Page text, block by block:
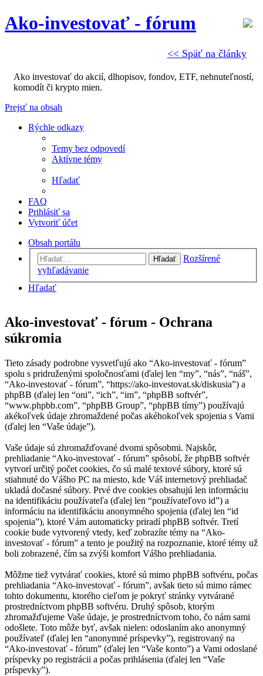
<< Späť na články
Ako-investovať - fórum
Ako investovať do akcií, dlhopisov, fondov, ETF, nehnuteľností,
komodít či krypto mien.
Prejsť na obsah
Rýchle odkazy
Temy bez odpovedí
Aktívne témy
Hľadať
FAQ
Prihlásiť sa
Vytvoriť účet
Obsah portálu
Hľadať
Rozšírené
vyhľadávanie
Hľadať
Ako-investovať - fórum - Ochrana
súkromia
Tieto zásady podrobne vysvetľujú ako “Ako-investovať - fórum”
spolu s pridruženými spoločnosťami (ďalej len “my”, “nás”, “náš”,
“Ako-investovať - fórum”, “https://ako-investovat.sk/diskusia”) a
phpBB (ďalej len “oni”, “ich”, “im”, “phpBB softvér”,
“www.phpbb.com”, “phpBB Group”, “phpBB tímy”) používajú
akékoľvek údaje zhromaždené počas akéhokoľvek spojenia s Vami
(ďalej len “Vaše údaje”).
Vaše údaje sú zhromažďované dvomi spôsobmi. Najskôr,
prehliadanie “Ako-investovať - fórum” spôsobí, že phpBB softvér
vytvorí určitý počet cookies, čo sú malé textové súbory, ktoré sú
stiahnuté do Vášho PC na miesto, kde Váš internetový prehliadač
ukladá dočasné súbory. Prvé dve cookies obsahujú len informáciu
na identifikáciu používateľa (ďalej len “používateľovo id”) a
informáciu na identifikáciu anonymného spojenia (ďalej len “id
spojenia”), ktoré Vám automaticky priradí phpBB softvér. Tretí
cookie bude vytvorený vtedy, keď zobrazíte témy na “Ako-
investovať - fórum” a tento je použitý na rozpoznanie, ktoré témy už
boli zobrazené, čím sa zvýši komfort Vášho prehliadania.
Môžme tiež vytvárať cookies, ktoré sú mimo phpBB softvéru, počas
prehliadania “Ako-investovať - fórum”, avšak tieto sú mimo rámec
tohto dokumentu, ktorého cieľom je pokryť stránky vytvárané
prostredníctvom phpBB softvéru. Druhý spôsob, ktorým
zhromažďujeme Vaše údaje, je prostredníctvom toho, čo nám sami
odošlete. Toto môže byť, avšak nielen: odoslaním ako anonymný
používateľ (ďalej len “anonymné príspevky”), registrovaný na
“Ako-investovať - fórum” (ďalej len “Vaše konto”) a Vami odoslané
príspevky po registrácii a počas prihlásenia (ďalej len “Vaše
príspevky”).